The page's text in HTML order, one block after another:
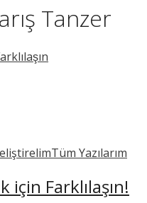
Tanzer
Tüm Yazılarım
için Farklılaşın!